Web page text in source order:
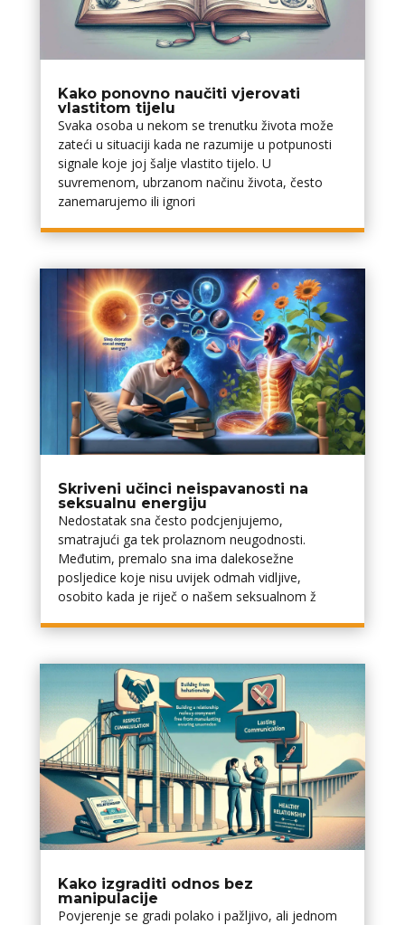
Kako ponovno naučiti vjerovati
vlastitom tijelu
Svaka osoba u nekom se trenutku života može
zateći u situaciji kada ne razumije u potpunosti
signale koje joj šalje vlastito tijelo. U
suvremenom, ubrzanom načinu života, često
zanemarujemo ili ignori
Skriveni učinci neispavanosti na
seksualnu energiju
Nedostatak sna često podcjenjujemo,
smatrajući ga tek prolaznom neugodnosti.
Međutim, premalo sna ima dalekosežne
posljedice koje nisu uvijek odmah vidljive,
osobito kada je riječ o našem seksualnom ž
Kako izgraditi odnos bez
manipulacije
Povjerenje se gradi polako i pažljivo, ali jednom